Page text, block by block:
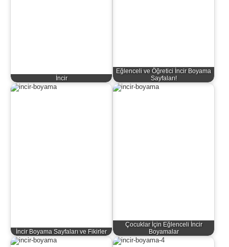
İncir
Eğlenceli ve Öğretici İncir Boyama
Sayfaları!
İncir Boyama Sayfaları ve Fikirler
Çocuklar İçin Eğlenceli İncir
Boyamalar